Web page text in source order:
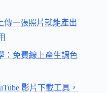
傳一張照片就能產出
：免費線上產生調色
影片下載工具，